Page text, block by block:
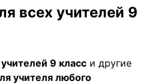
всех учителей 9
9 класс и другие
учителя любого